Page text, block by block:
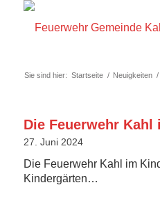
Sie sind hier: Startseite / Neuigkeiten /
Die Feuerwehr Kahl
27. Juni 2024
Die Feuerwehr Kahl im
Kindergärten…